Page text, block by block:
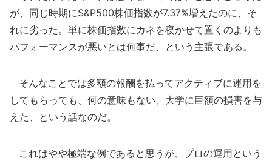
が、同じ時期にS&P500株価指数が7.37%増えたのに、そ
れに劣った。単に株価指数にカネを寝かせて置くのよりも
パフォーマンスが悪いとは何事だ、という主張である。
そんなことでは多額の報酬を払ってアクティブに運用を
してもらっても、何の意味もない、大学に巨額の損害を与
えた、という話なのだ。
これはやや極端な例であると思うが、プロの運用という